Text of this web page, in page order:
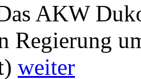
AKW
Regierung
weiter